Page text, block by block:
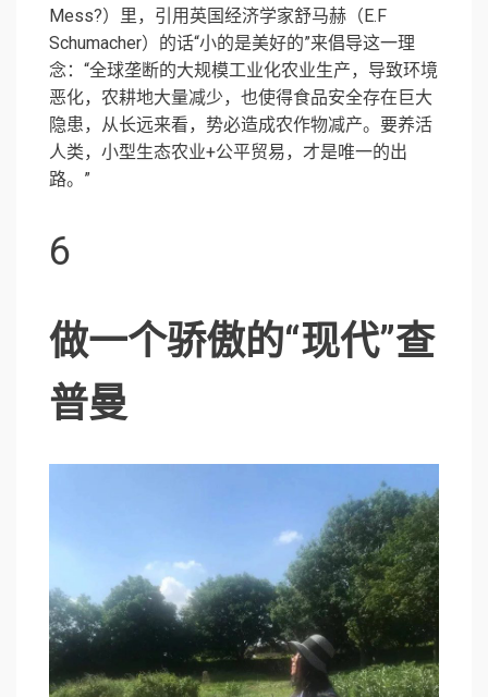
Mess?）里，引用英国经济学家舒马赫（E.F
Schumacher）的话“小的是美好的”来倡导这一理
念：“全球垄断的大规模工业化农业生产，导致环境
恶化，农耕地大量减少，也使得食品安全存在巨大
隐患，从长远来看，势必造成农作物减产。要养活
人类，小型生态农业+公平贸易，才是唯一的出
路。”
6
做一个骄傲的“现代”查
普曼